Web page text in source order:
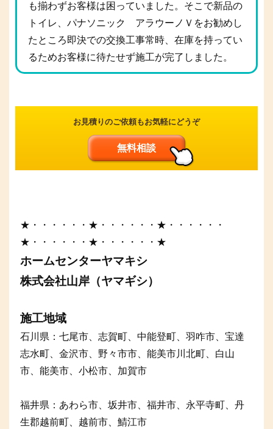
も揃わずお客様は困っていました。そこで新品の
トイレ、パナソニック アラウーノＶをお勧めし
たところ即決での交換工事常時、在庫を持ってい
るためお客様に待たせず施工が完了しました。
お見積りのご依頼もお気軽にどうぞ
無料相談
★・・・・・・★・・・・・・★・・・・・・
★・・・・・・★・・・・・・★
ホームセンターヤマキシ
株式会社山岸（ヤマギシ）
施工地域
石川県：七尾市、志賀町、中能登町、羽咋市、宝達
志水町、金沢市、野々市市、能美市川北町、白山
市、能美市、小松市、加賀市
福井県：あわら市、坂井市、福井市、永平寺町、丹
生郡越前町、越前市、鯖江市